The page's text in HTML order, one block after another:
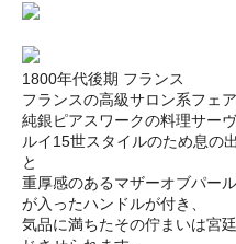
1800年代後期 フランス
フランスの高級サロン系フェ
純銀ピアスワークの料理サーヴ
ルイ15世スタイルのため息の
と
重厚感のあるマザーオブパー
が入ったハンドルが付き、
気品に満ちたその佇まいは宮